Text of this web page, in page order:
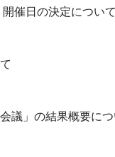
催日の決定について
議」の結果概要につ